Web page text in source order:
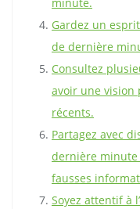
Gardez un
de dernière
Consultez
avoir une vision
récents.
Partagez avec
dernière minute
fausses
Soyez attentif à